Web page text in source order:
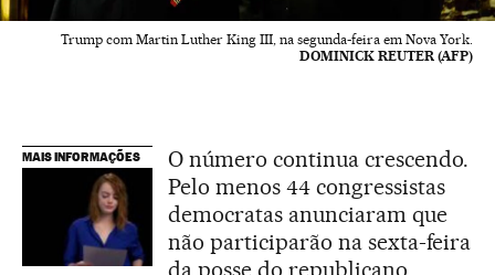
Trump com Martin Luther King III, na segunda-feira em Nova York.
DOMINICK REUTER (AFP)
MAIS INFORMAÇÕES
O número continua crescendo.
Pelo menos 44 congressistas
democratas anunciaram que
não participarão na sexta-feira
da posse do republicano